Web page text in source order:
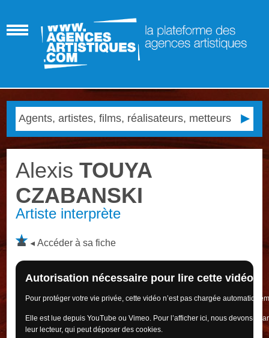
Alexis TOUYA
CZABANSKI
Artiste interprète
Accéder à sa fiche
Autorisation nécessaire pour lire cette vidéo
Pour protéger votre vie privée, cette vidéo n’est pas chargée
Elle est lue depuis YouTube ou Vimeo. Pour l’afficher ici, nous devons
leur lecteur, qui peut déposer des cookies.